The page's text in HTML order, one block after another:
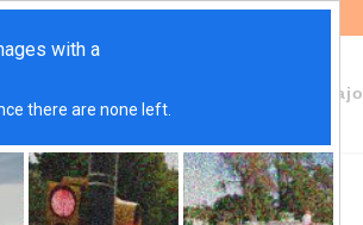
Áreas de trabajo